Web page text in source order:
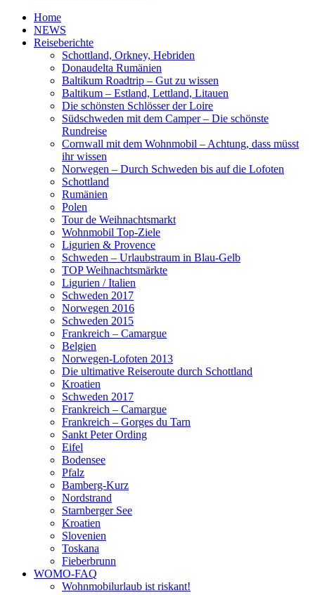
Home
NEWS
Reiseberichte
Schottland, Orkney, Hebriden
Donaudelta Rumänien
Baltikum Roadtrip – Gut zu wissen
Baltikum – Estland, Lettland, Litauen
Die schönsten Schlösser der Loire
Südschweden mit dem Camper – Die schönste
Rundreise
Cornwall mit dem Wohnmobil – Achtung, dass müsst
ihr wissen
Norwegen – Durch Schweden bis auf die Lofoten
Schottland
Rumänien
Polen
Tour de Weihnachtsmarkt
Wohnmobil Top-Ziele
Ligurien & Provence
Schweden – Urlaubstraum in Blau-Gelb
TOP Weihnachtsmärkte
Ligurien / Italien
Schweden 2017
Norwegen 2016
Schweden 2015
Frankreich – Camargue
Belgien
Norwegen-Lofoten 2013
Die ultimative Reiseroute durch Schottland
Kroatien
Schweden 2017
Frankreich – Camargue
Frankreich – Gorges du Tarn
Sankt Peter Ording
Eifel
Bodensee
Pfalz
Bamberg-Kurz
Nordstrand
Starnberger See
Kroatien
Slovenien
Toskana
Fieberbrunn
WOMO-FAQ
Wohnmobilurlaub ist riskant!